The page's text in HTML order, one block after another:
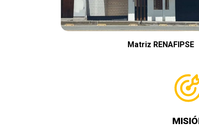
Matriz RENAFIPSE